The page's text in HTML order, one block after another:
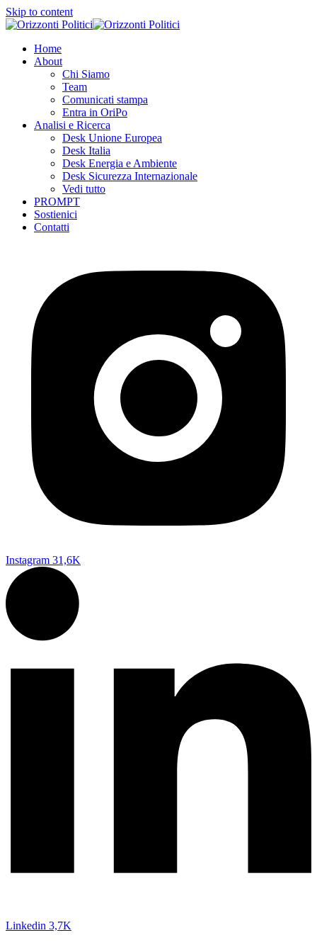
Skip to content
Home
About
Chi Siamo
Team
Comunicati stampa
Entra in OriPo
Analisi e Ricerca
Desk Unione Europea
Desk Italia
Desk Energia e Ambiente
Desk Sicurezza Internazionale
Vedi tutto
PROMPT
Sostienici
Contatti
Instagram 31,6K
Linkedin 3,7K